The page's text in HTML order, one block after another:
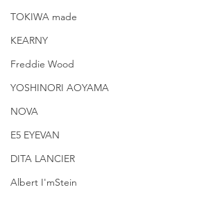
TOKIWA made
KEARNY
Freddie Wood
YOSHINORI AOYAMA
NOVA
E5 EYEVAN
DITA LANCIER
Albert I'mStein